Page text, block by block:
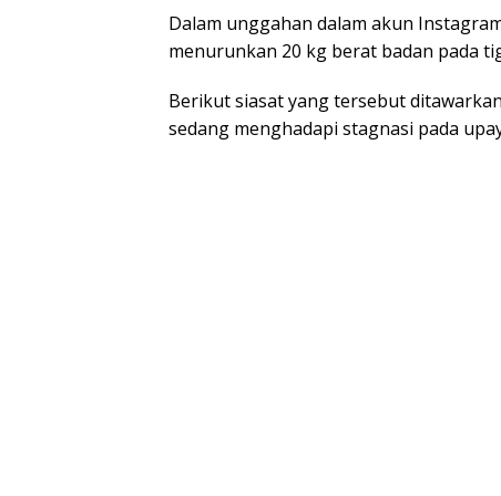
Dalam unggahan dalam akun
menurunkan 20 kg berat badan pada
Berikut siasat yang tersebut
sedang menghadapi stagnasi pada